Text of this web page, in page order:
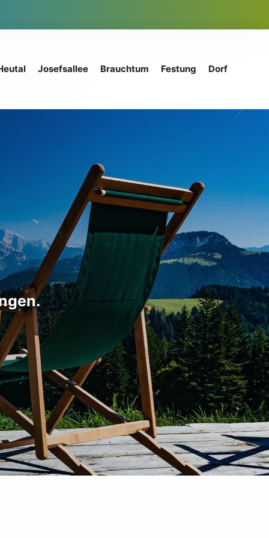
Josefsallee Brauchtum Festung Dorf